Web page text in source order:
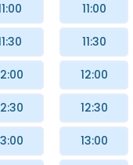
11:00
11:30
12:00
12:30
13:00